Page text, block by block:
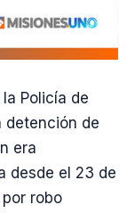
Policía de
detención de
era
desde el 23 de
robo